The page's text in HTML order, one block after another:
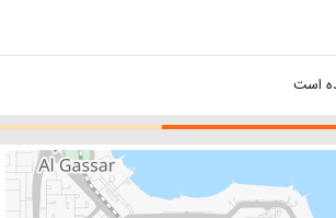
است